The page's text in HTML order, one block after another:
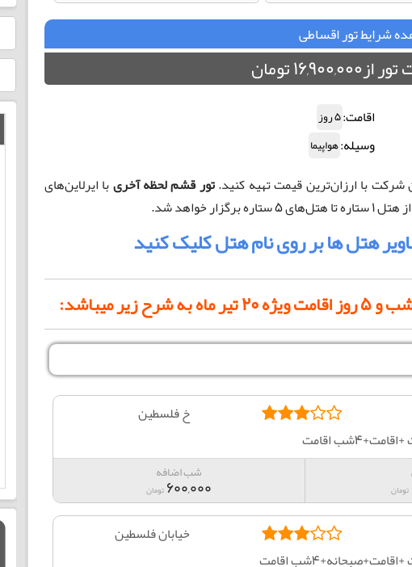
شرایط تور اقساطی
تومان
اقامت:5 روز
وسیله:هواپیما
شرکت با ارزان‌ترین قیمت تهیه کنید.تور قشم لحظه آخریبا ایرلاین‌های
خواهد شد.
هتل ها بر روی نام هتل کلیک کنید
خ فلسطین
اقامت
تومان
شب اضافه
600,000 تومان
خیابان فلسطین
اقامت